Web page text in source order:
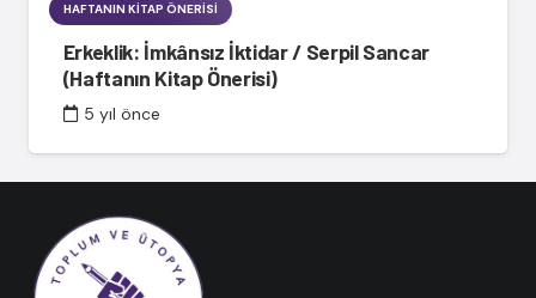
HAFTANIN KITAP ÖNERISI
Erkeklik: İmkânsız İktidar / Serpil Sancar
(Haftanın Kitap Önerisi)
5 yıl önce